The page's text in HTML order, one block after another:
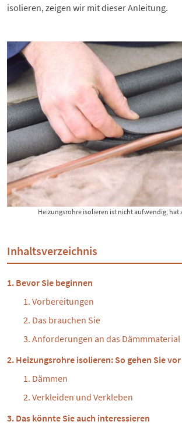
isolieren, zeigen wir mit dieser Anleitung.
Heizungsrohre isolieren ist nicht aufwendig, hat
Inhaltsverzeichnis
Bevor Sie beginnen
Vorbereitungen
Das brauchen Sie
Anforderungen an das Dämmmaterial
Heizungsrohre isolieren: So gehen Sie vor
Dämmen
Verkleiden und Verkleben
Das könnte Sie auch interessieren